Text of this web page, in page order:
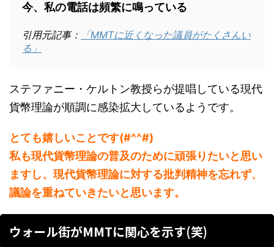
今、私の電話は頻繁に鳴っている
引用元記事：
「MMTに近くなった議員がたくさんい
る」
ステファニー・ケルトン教授らが提唱している現代
貨幣理論が順調に感染拡大しているようです。
とても嬉しいことです(#^^#)
私も現代貨幣理論の普及のために頑張りたいと思い
ますし、現代貨幣理論に対する批判精神を忘れず、
議論を重ねていきたいと思います。
ウォール街がMMTに関心を示す(笑)